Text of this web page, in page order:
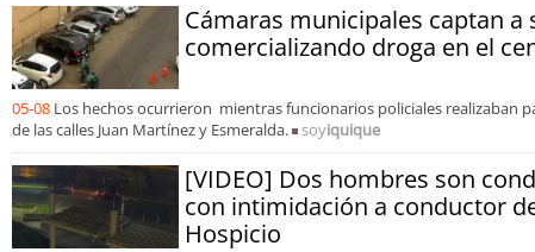
Cámaras municipales captan a
comercializando droga en el
05-08 Los hechos ocurrieron mientras funcionarios policiales realizaban
de las calles Juan Martínez y Esmeralda.
soyiquique
[VIDEO] Dos hombres son
con intimidación a conductor
Hospicio